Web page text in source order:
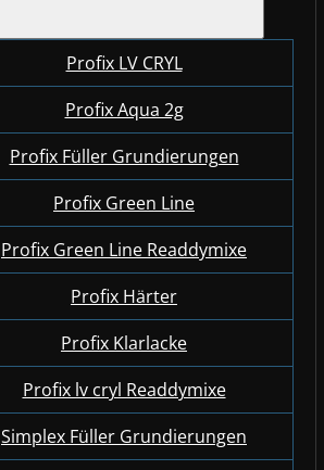
Profix LV CRYL
Profix Aqua 2g
Profix Füller Grundierungen
Profix Green Line
Profix Green Line Readdymixe
Profix Härter
Profix Klarlacke
Profix lv cryl Readdymixe
Simplex Füller Grundierungen